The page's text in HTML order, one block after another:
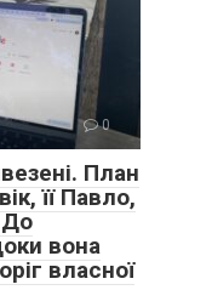
0
План
її Павло,
До
вона
власної